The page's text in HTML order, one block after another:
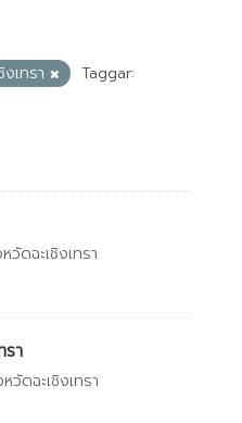
เทรา
Taggar:
ดฉะเชิงเทรา
รา
วัดฉะเชิงเทรา